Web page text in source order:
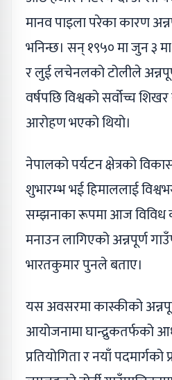
मानव पाइला परेका कारण
भनिन्छ। सन् १९५० मा जुन ३
र लुई लचेनलको टोलीले
वर्षपछि विश्वको सर्वोच्च
आरोहण भएको थियो।
नेपालको पर्यटन क्षेत्रको
शुभारम्भ भई हिमाललाई
सम्झनाका रूपमा आज विविध
मनाउन लागिएको अन्नपूर्ण
भारतकुमार पुनले बताए।
यस अवसरमा कास्कीको
आयोजनामा घान्द्रुकतर्फको
प्रतियोगिता र नयाँ पदमार्गको